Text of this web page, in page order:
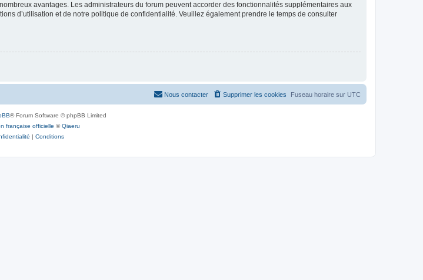
avantages. Les administrateurs du forum peuvent accorder des fonctionnalités supplémentaires aux
d’utilisation et de notre politique de confidentialité. Veuillez également prendre le temps de consulter
Fuseau horaire sur UTC
Supprimer les cookies
Nous contacter
® Forum Software © phpBB Limited
française officielle ©Qiaeru
| Conditions